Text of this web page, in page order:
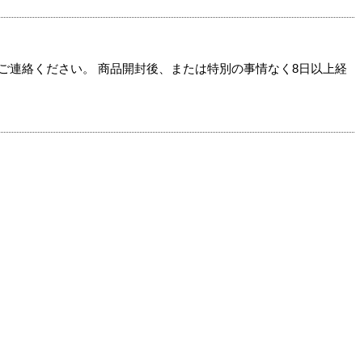
絡ください。 商品開封後、または特別の事情なく8日以上経